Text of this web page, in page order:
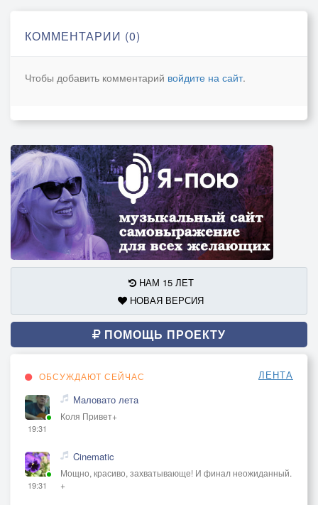
КОММЕНТАРИИ (0)
Чтобы добавить комментарий войдите на сайт.
НАМ 15 ЛЕТ
НОВАЯ ВЕРСИЯ
ПОМОЩЬ ПРОЕКТУ
ОБСУЖДАЮТ СЕЙЧАС ЛЕНТА
19:31
Маловато лета
Коля Привет+
19:31
Cinematic
Мощно, красиво, захватывающе! И финал неожиданный.
+